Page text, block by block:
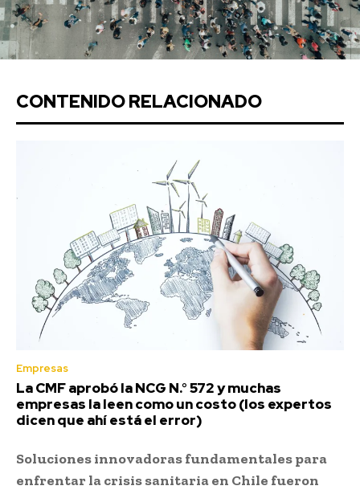
CONTENIDO RELACIONADO
Empresas
La CMF aprobó la NCG N.° 572 y muchas
empresas la leen como un costo (los expertos
dicen que ahí está el error)
Soluciones innovadoras fundamentales para
enfrentar la crisis sanitaria en Chile fueron